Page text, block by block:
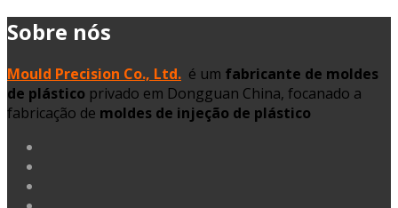
Sobre nós
Mould Precision Co., Ltd. é um fabricante de moldes
de plástico privado em Dongguan China, focanado a
fabricação de moldes de injeção de plástico